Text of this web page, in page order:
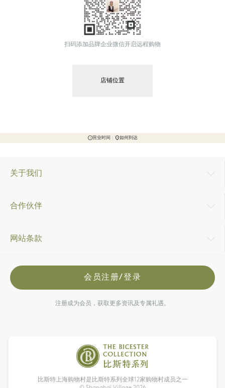
扫码添加品牌企业微信开启远程购物
店铺位置
营业时间 如何到达
关于我们
合作伙伴
网站条款
会员注册/登录
注册成为会员，获取更多资讯及专属礼遇。
比斯特上海购物村是比斯特系列全球12家购物村成员之一